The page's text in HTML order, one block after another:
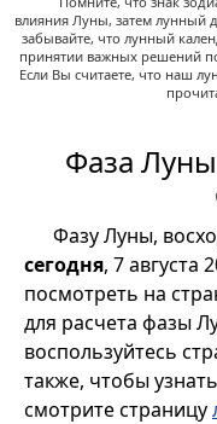
влияния Луны, затем лунный
забывайте, что лунный
принятии важных решений
Если Вы считаете, что наш
Фаза
Фазу Луны,
сегодня, 7 августа
посмотреть на
для расчета фазы
воспользуйтесь
также, чтобы
смотрите страницу